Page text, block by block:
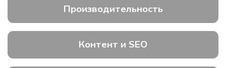
Производительность
Контент и SEO